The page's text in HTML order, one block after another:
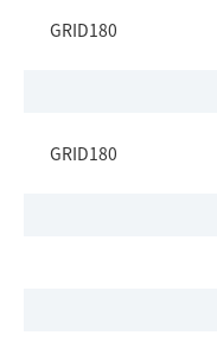
GRID180
GRID180